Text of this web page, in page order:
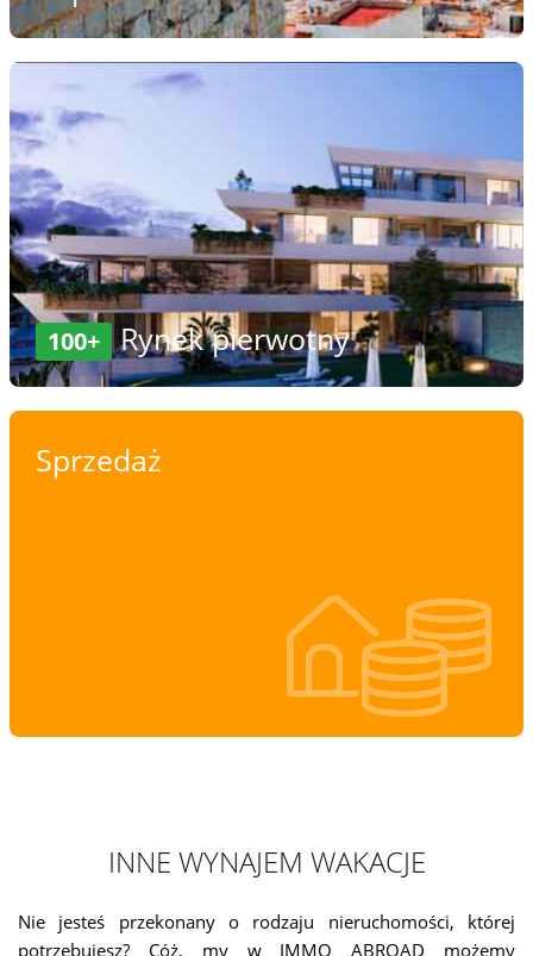
100+ Rynek pierwotny
Sprzedaż
INNE WYNAJEM WAKACJE
Nie jesteś przekonany o rodzaju nieruchomości, której
potrzebujesz? Cóż, my w IMMO ABROAD możemy